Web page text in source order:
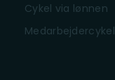
Cykel via lønnen
Medarbejdercykel